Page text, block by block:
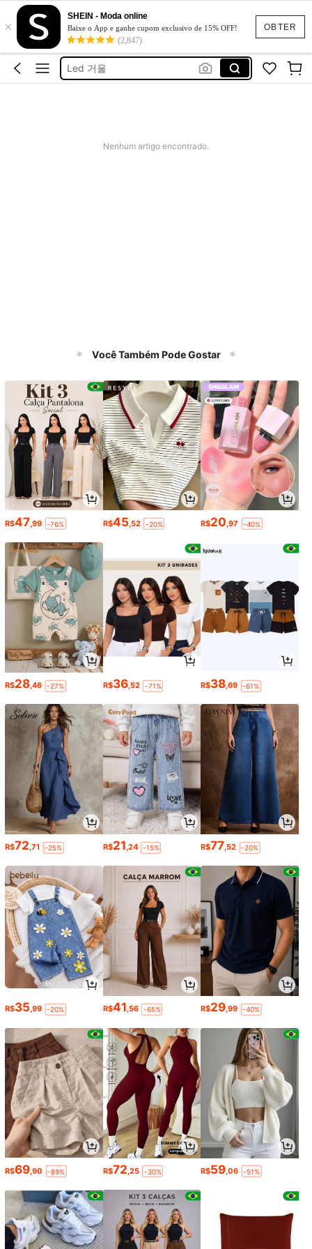
OBTER
×
SHEIN - Moda online
Baixe o App e ganhe cupom exclusivo de 15% OFF!
(2,847)
Portable Mirror With Light
凸面鏡
Led 거울
Nenhum artigo encontrado.
Você Também Pode Gostar
R$47 ,99 -76% R$45 ,52 -20% R$20 ,97 -40%
R$28,46 -27% R$36,52 -71% R$38,69 -61%
R$72,71 -25% R$21,24 -15% R$77,52 -20%
R$35,99 -20% R$41,56 -65% R$29,99 -40%
R$69 ,90 -89% R$72 ,25 -30% R$59 ,06 -51%